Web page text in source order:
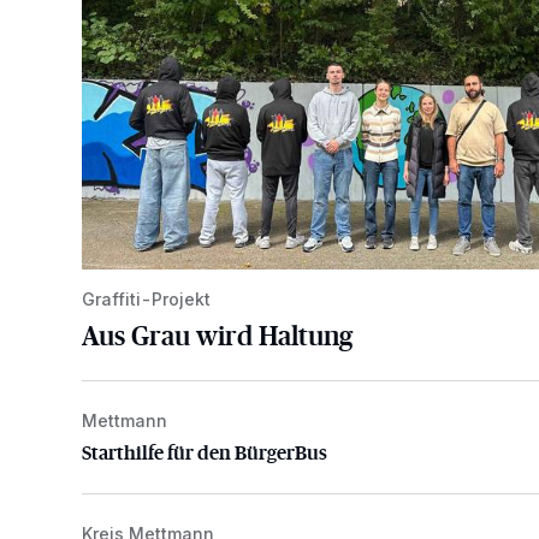
Graffiti-Projekt
Aus Grau wird Haltung
Starthilfe für den BürgerBus
Mettmann
Starthilfe für den BürgerBus
Kreis Mettmann